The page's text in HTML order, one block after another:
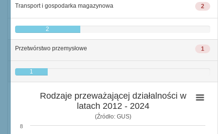
2
Transport i gospodarka magazynowa
2
1
Przetwórstwo przemysłowe
1
Rodzaje przeważającej działalności w
latach 2012 - 2024
(Źródło: GUS)
8